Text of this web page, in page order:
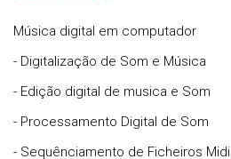
Música digital em computador
- Digitalização de Som e Música
- Edição digital de musica e Som
- Processamento Digital de Som
- Sequênciamento de Ficheiros Midi